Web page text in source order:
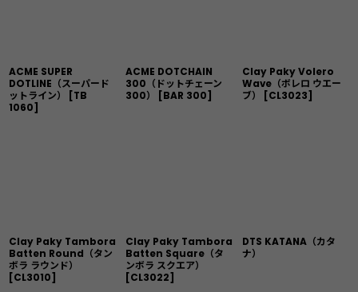
ACME SUPER
DOTLINE（スーパード
ットライン）
[TB
1060]
ACME DOTCHAIN
300（ドットチェーン
300）
[BAR 300]
Clay Paky Volero
Wave（ボレロ ウエー
ブ）
[CL3023]
Clay Paky Tambora
Batten Round（タン
ボラ ラウンド）
[CL3010]
Clay Paky Tambora
Batten Square（タ
ンボラ スクエア）
[CL3022]
DTS KATANA（カタ
ナ）